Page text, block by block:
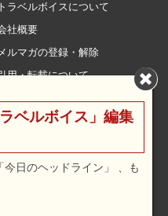
トラベルボイスについて
社概要
ルマガの登録・解除
用・転載について
利用規約
広告メニュー・料金
ベルボイス」編集
日のヘッドライン」 、も